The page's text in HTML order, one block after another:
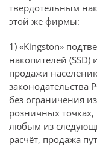
твердотельным
этой же фирмы:
1) «Kingston»
накопителей
продажи
законодательства
без ограничения
розничных точках,
любым из
расчёт, продажа